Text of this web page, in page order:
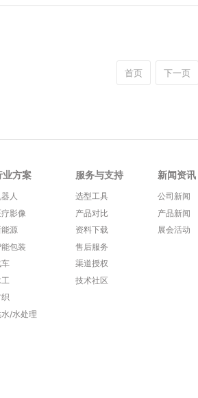
首页 下一页
业方案
人
影像
能源
能包装
/水处理
服务与支持
选型工具
产品对比
资料下载
售后服务
渠道授权
技术社区
新闻资讯
公司新闻
产品新闻
展会活动